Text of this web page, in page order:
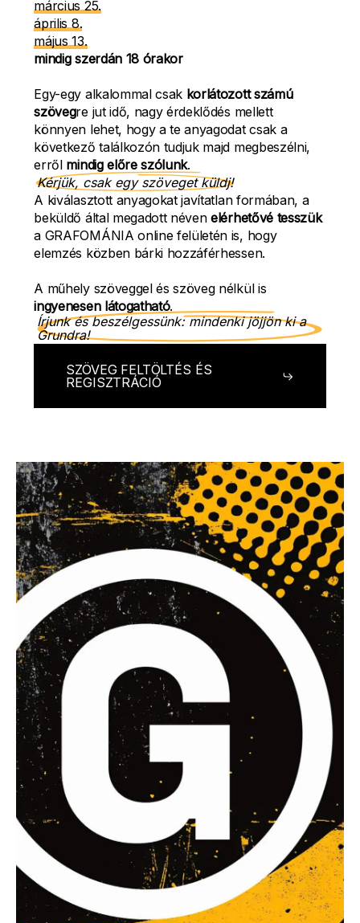
március 25.
április 8.
május 13.
mindig szerdán 18 órakor
Egy-egy alkalommal csak korlátozott számú
szövegre jut idő, nagy érdeklődés mellett
könnyen lehet, hogy a te anyagodat csak a
következő találkozón tudjuk majd megbeszélni,
erről mindig előre szólunk.
Kérjük, csak egy szöveget küldj!
A kiválasztott anyagokat javítatlan formában, a
beküldő által megadott névenelérhetővé tesszük
a GRAFOMÁNIA online felületén is, hogy
elemzés közben bárki hozzáférhessen.
A műhely szöveggel és szöveg nélkül is
ingyenesen látogatható.
Írjunk és beszélgessünk: mindenki jöjjön ki a
Grundra!
SZÖVEG FELTÖLTÉS ÉS
REGISZTRÁCIÓ